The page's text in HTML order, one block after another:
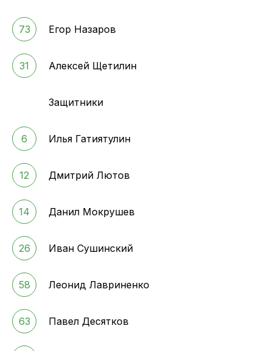
73 Егор Назаров
31 Алексей Щетилин
Защитники
6 Илья Гатиятулин
12 Дмитрий Лютов
14 Данил Мокрушев
26 Иван Сушинский
58 Леонид Лавриненко
63 Павел Десятков